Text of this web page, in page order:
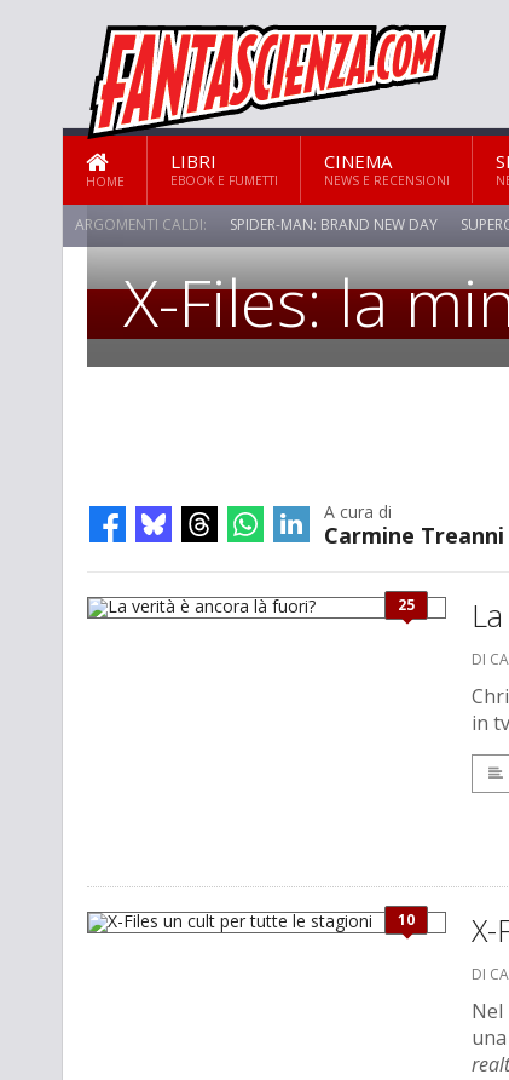
HOME
LIBRI
EBOOK E FUMETTI
CINEMA
NEWS E RECENSIONI
ARGOMENTI CALDI: SPIDER-MAN: BRAND NEW DAY
SPECIALE
X-Files: la
A cura di
Carmine Treanni
25
DI
in
10
DI
Nel